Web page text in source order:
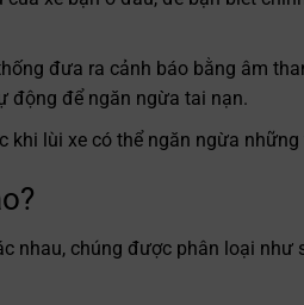
đưa ra cảnh báo bằng âm
động để ngăn ngừa tai nạn.
khi lùi xe có thể ngăn ngừa
nhau, chúng được phân loại như